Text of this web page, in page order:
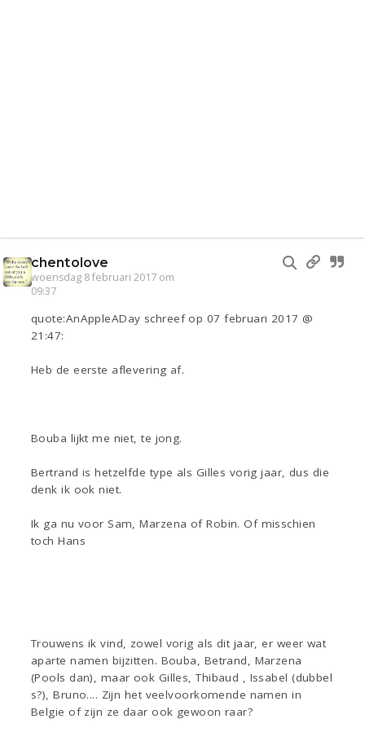
chentolove
woensdag 8 februari 2017 om
09:37
quote:AnAppleADay schreef op 07 februari 2017 @
21:47:
Heb de eerste aflevering af.
Bouba lijkt me niet, te jong.
Bertrand is hetzelfde type als Gilles vorig jaar, dus die
denk ik ook niet.
Ik ga nu voor Sam, Marzena of Robin. Of misschien
toch Hans
Trouwens ik vind, zowel vorig als dit jaar, er weer wat
aparte namen bijzitten. Bouba, Betrand, Marzena
(Pools dan), maar ook Gilles, Thibaud , Issabel (dubbel
s?), Bruno.... Zijn het veelvoorkomende namen in
Belgie of zijn ze daar ook gewoon raar?